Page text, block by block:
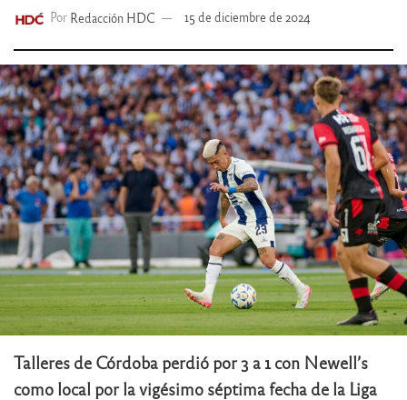
Por Redacción HDC 15 de diciembre de 2024
Talleres de Córdoba perdió por 3 a 1 con Newell’s
como local por la vigésimo séptima fecha de la Liga